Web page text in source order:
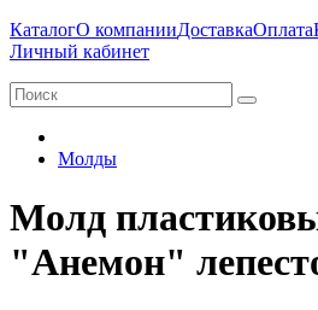
КаталогО компанииДоставкаОплата
Личный кабинет
Молды
Молд
"Анемон"